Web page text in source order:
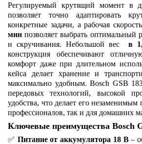
Регулируемый крутящий момент в
позволяет точно адаптировать
конкретные задачи, а рабочая
мин позволяет выбрать оптимальный
и скручивания. Небольшой вес в
конструкция обеспечивают
комфорт даже при длительном
кейса делает хранение и
максимально удобным. Bosch GSB
передовых технологий, высокой
удобства, что делает его
профессионалов, так и для домашних
Ключевые преимущества Bosch
✅ Питание от аккумулятора 18 В–